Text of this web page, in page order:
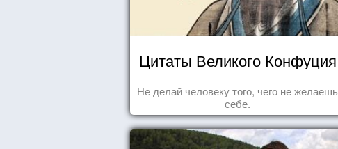
Цитаты Великого Конфуция
Не делай человеку того, чего не желаешь
себе.